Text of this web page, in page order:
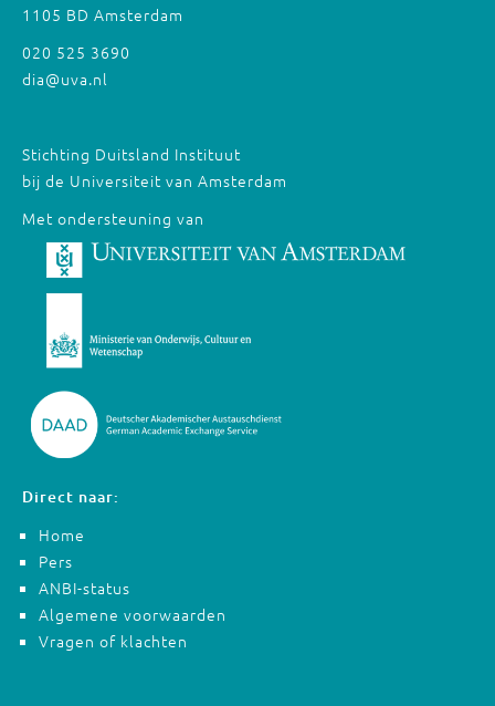
1105 BD Amsterdam
020 525 3690
dia@uva.nl
Stichting Duitsland Instituut
bij de Universiteit van Amsterdam
Met ondersteuning van
Direct naar:
Home
Pers
ANBI-status
Algemene voorwaarden
Vragen of klachten